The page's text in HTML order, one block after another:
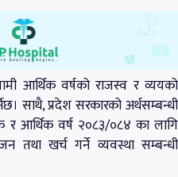
आर्थिक वर्षको राजस्व र व्ययको
साथै, प्रदेश सरकारको अर्थसम्बन्धी
र आर्थिक वर्ष २०८३/०८४ का लागि
तथा खर्च गर्ने व्यवस्था सम्बन्धी